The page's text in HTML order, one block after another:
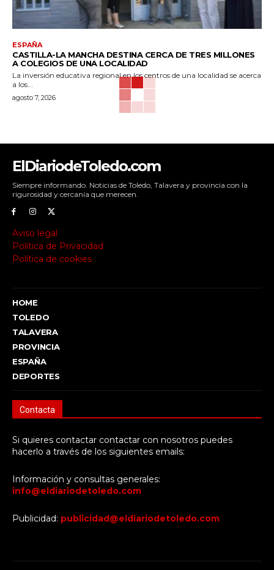
ESPAÑA
CASTILLA-LA MANCHA DESTINA CERCA DE TRES MILLONES
A COLEGIOS DE UNA LOCALIDAD
La inversión educativa regional en los centros de una localidad se acerca
a los...
agosto 7, 2026
ElDiariodeToledo.com
Siempre informando. Noticias de Toledo, Talavera y provincia con la
rigurosidad y cercanía que merecen.
Aviso legal
Política de Privacidad
Política de cookies
HOME
TOLEDO
TALAVERA
PROVINCIA
ESPAÑA
DEPORTES
Contacta
Si quieres contactar contactar con nosotros puedes
hacerlo a través de los siguientes emails:
Información y consultas generales:
info@eldiariodetoledo.com
Publicidad: publicidad@eldiariodetoledo.com